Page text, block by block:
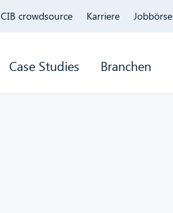
CIB crowdsource Karriere Jobbörse
Case Studies Branchen